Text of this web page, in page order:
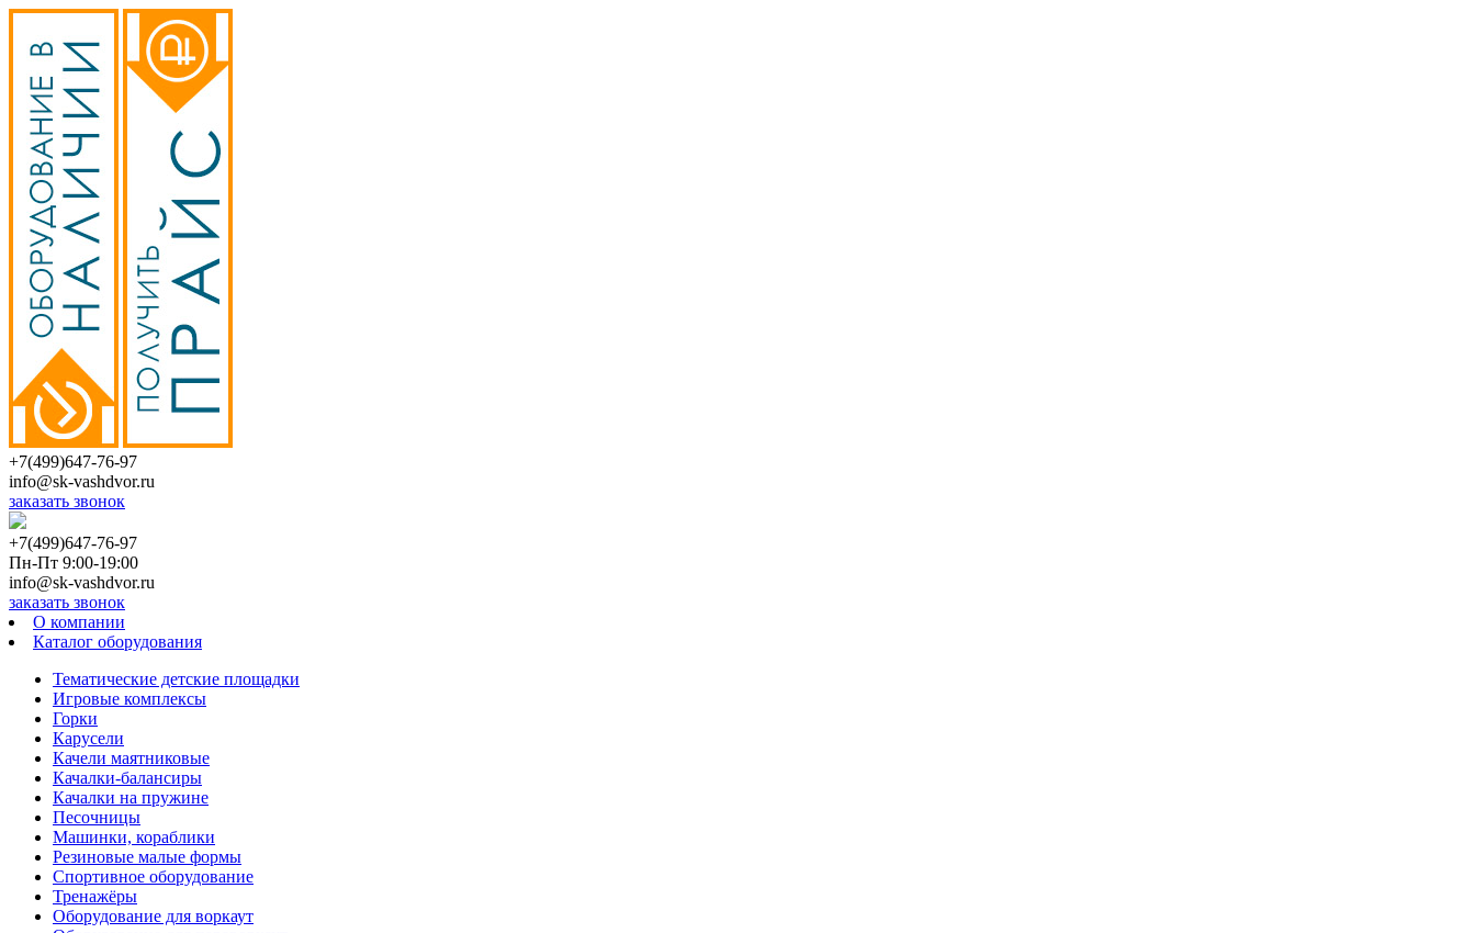
+7(499)647-76-97
info@sk-vashdvor.ru
заказать звонок
+7(499)647-76-97
Пн-Пт 9:00-19:00
info@sk-vashdvor.ru
заказать звонок
О компании
Каталог оборудования
Тематические детские площадки
Игровые комплексы
Горки
Карусели
Качели маятниковые
Качалки-балансиры
Качалки на пружине
Песочницы
Машинки, кораблики
Резиновые малые формы
Спортивное оборудование
Тренажёры
Оборудование для воркаут